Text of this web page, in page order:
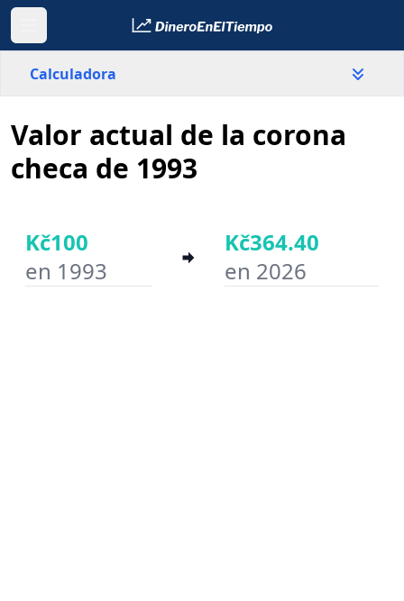
Calculadora
República Checa
País
Año inicial
Valor actual de la corona
checa de 1993
Kč100
en 1993
Kč364.40
en 2026